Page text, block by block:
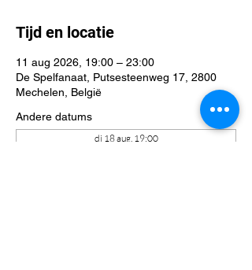
Tijd en locatie
11 aug 2026, 19:00 – 23:00
De Spelfanaat, Putsesteenweg 17, 2800
Mechelen, België
Andere datums
di 18 aug, 19:00